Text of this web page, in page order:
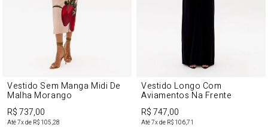
Vestido Sem Manga Midi De
Malha Morango
R$ 737,00
Até7x de R$ 105,28
Vestido Longo Com
Aviamentos Na Frente
R$ 747,00
Até7x de R$ 106,71